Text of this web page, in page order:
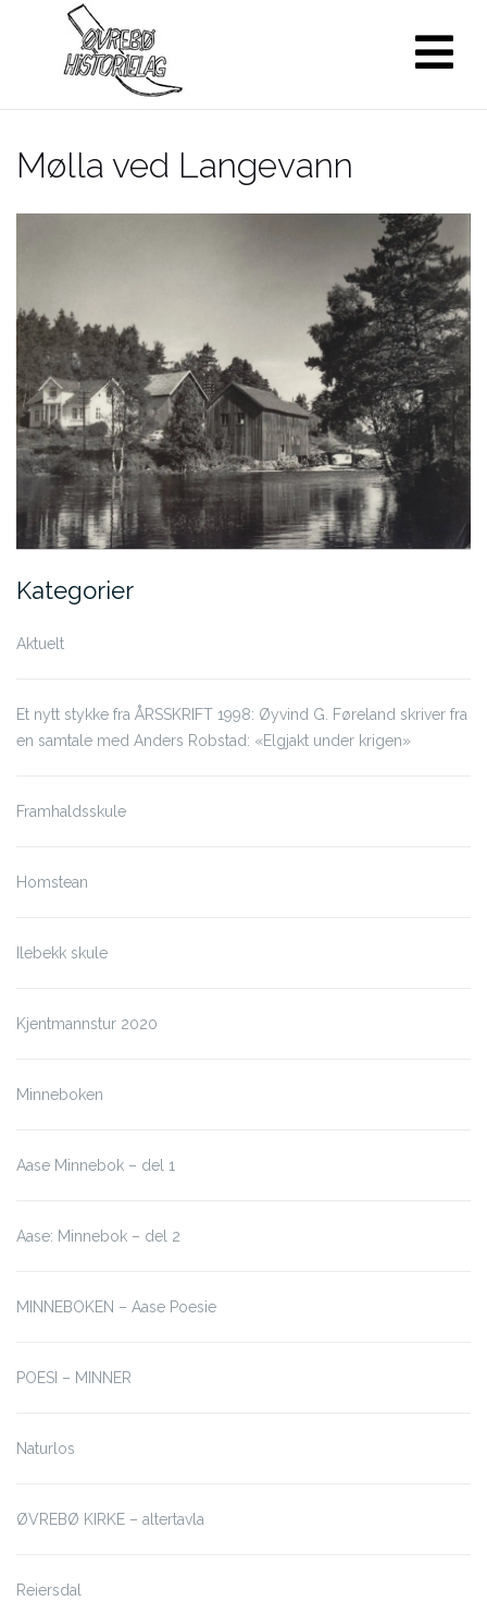
Mølla ved Langevann
Kategorier
Aktuelt
Et nytt stykke fra ÅRSSKRIFT 1998: Øyvind G. Føreland skriver fra
en samtale med Anders Robstad: «Elgjakt under krigen»
Framhaldsskule
Homstean
Ilebekk skule
Kjentmannstur 2020
Minneboken
Aase Minnebok – del 1
Aase: Minnebok – del 2
MINNEBOKEN – Aase Poesie
POESI – MINNER
Naturlos
ØVREBØ KIRKE – altertavla
Reiersdal